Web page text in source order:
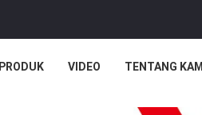
PRODUK VIDEO TENTANG KAMI